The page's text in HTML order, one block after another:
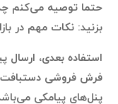
حتما توصیه می‌کنم
بزنید: نکات مهم در
استفاده بعدی، ارسال
فرش فروشی دستبافت
پنل‌های پیامکی